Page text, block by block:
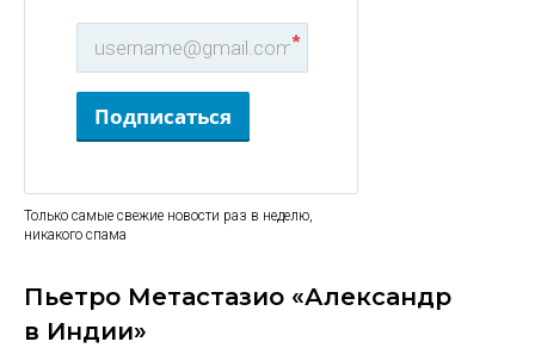
*
Подписаться
Только самые свежие новости раз в неделю,
никакого спама
Пьетро Метастазио «Александр
в Индии»